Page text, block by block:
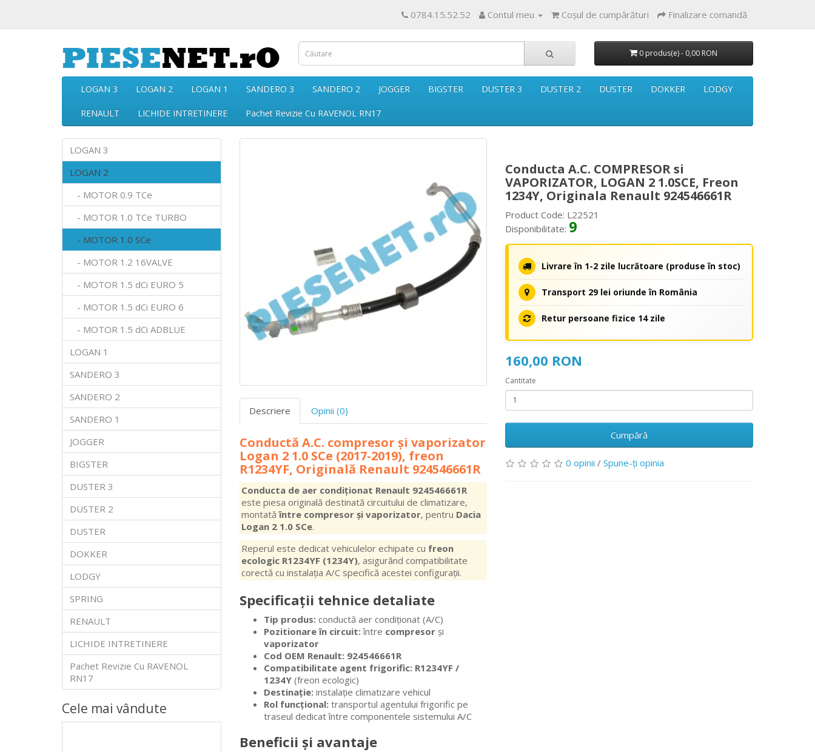
0784.15.52.52 Contul meu Coşul de cumpărături Finalizare comandă
0 produs(e) - 0,00 RON
LOGAN 3 LOGAN 2 LOGAN 1 SANDERO 3 SANDERO 2 JOGGER BIGSTER DUSTER 3 DUSTER 2 DUSTER DOKKER LODGY
RENAULT LICHIDE INTRETINERE Pachet Revizie Cu RAVENOL RN17
LOGAN 3
LOGAN 2
- MOTOR 0.9 TCe
- MOTOR 1.0 TCe TURBO
- MOTOR 1.0 SCe
- MOTOR 1.2 16VALVE
- MOTOR 1.5 dCi EURO 5
- MOTOR 1.5 dCi EURO 6
- MOTOR 1.5 dCi ADBLUE
LOGAN 1
SANDERO 3
SANDERO 2
SANDERO 1
JOGGER
BIGSTER
DUSTER 3
DUSTER 2
DUSTER
DOKKER
LODGY
SPRING
RENAULT
LICHIDE INTRETINERE
Pachet Revizie Cu RAVENOL
RN17
Cele mai vândute
Descriere Opinii (0)
Conductă A.C. compresor și vaporizator
Logan 2 1.0 SCe (2017-2019), freon
R1234YF, Originală Renault 924546661R
Conducta de aer condiționat Renault 924546661R
este piesa originală destinată circuitului de climatizare,
montatăîntre compresor și vaporizator, pentru Dacia
Logan 2 1.0 SCe.
Reperul este dedicat vehiculelor echipate cu freon
ecologic R1234YF (1234Y), asigurând compatibilitate
corectă cu instalația A/C specifică acestei configurații.
Specificații tehnice detaliate
Tip produs:conductă aer condiționat (A/C)
Pozitionare în circuit:între compresorși
vaporizator
Cod OEM Renault: 924546661R
Compatibilitate agent frigorific: R1234YF /
1234Y(freon ecologic)
Destinație:instalație climatizare vehicul
Rol funcțional:transportul agentului frigorific pe
traseul dedicat între componentele sistemului A/C
Beneficii și avantaje
Conducta A.C. COMPRESOR si
VAPORIZATOR, LOGAN 2 1.0SCE, Freon
1234Y, Originala Renault 924546661R
Product Code: L22521
Disponibilitate: 9
Livrare în 1-2 zile lucrătoare (produse în stoc)
Transport 29 lei oriunde în România
Retur persoane fizice 14 zile
160,00 RON
Cantitate
Cumpără
0 opinii /Spune-ţi opinia